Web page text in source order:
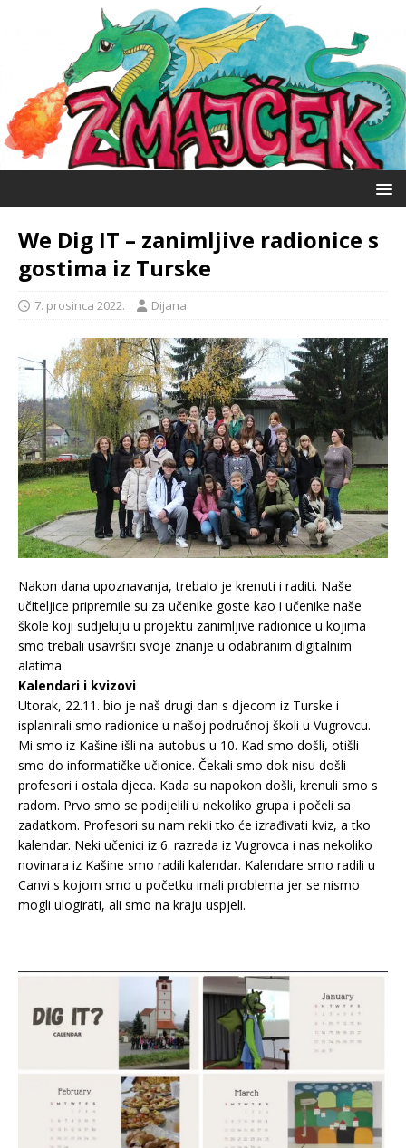
We Dig IT – zanimljive radionice s
gostima iz Turske
7. prosinca 2022. Dijana
Nakon dana upoznavanja, trebalo je krenuti i raditi. Naše
učiteljice pripremile su za učenike goste kao i učenike naše
škole koji sudjeluju u projektu zanimljive radionice u kojima
smo trebali usavršiti svoje znanje u odabranim digitalnim
alatima.
Kalendari i kvizovi
Utorak, 22.11. bio je naš drugi dan s djecom iz Turske i
isplanirali smo radionice u našoj područnoj školi u Vugrovcu.
Mi smo iz Kašine išli na autobus u 10. Kad smo došli, otišli
smo do informatičke učionice. Čekali smo dok nisu došli
profesori i ostala djeca. Kada su napokon došli, krenuli smo s
radom. Prvo smo se podijelili u nekoliko grupa i počeli sa
zadatkom. Profesori su nam rekli tko će izrađivati kviz, a tko
kalendar. Neki učenici iz 6. razreda iz Vugrovca i nas nekoliko
novinara iz Kašine smo radili kalendar. Kalendare smo radili u
Canvi s kojom smo u početku imali problema jer se nismo
mogli ulogirati, ali smo na kraju uspjeli.